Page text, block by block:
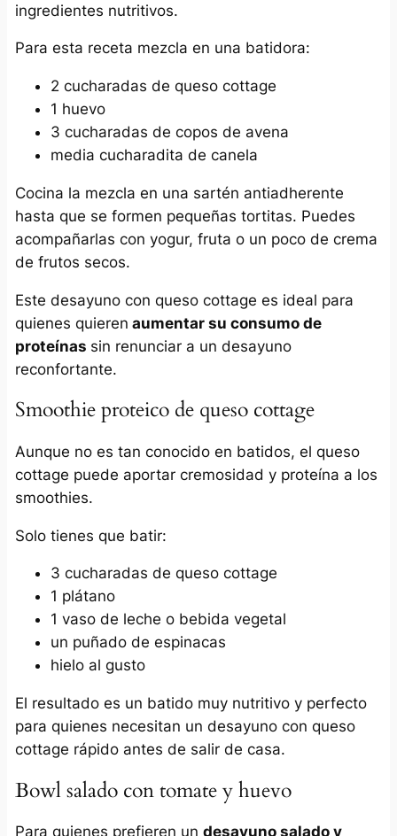
ingredientes nutritivos.
Para esta receta mezcla en una batidora:
2 cucharadas de queso cottage
1 huevo
3 cucharadas de copos de avena
media cucharadita de canela
Cocina la mezcla en una sartén antiadherente
hasta que se formen pequeñas tortitas. Puedes
acompañarlas con yogur, fruta o un poco de crema
de frutos secos.
Este desayuno con queso cottage es ideal para
quienes quieren aumentar su consumo de
proteínas sin renunciar a un desayuno
reconfortante.
Smoothie proteico de queso cottage
Aunque no es tan conocido en batidos, el queso
cottage puede aportar cremosidad y proteína a los
smoothies.
Solo tienes que batir:
3 cucharadas de queso cottage
1 plátano
1 vaso de leche o bebida vegetal
un puñado de espinacas
hielo al gusto
El resultado es un batido muy nutritivo y perfecto
para quienes necesitan un desayuno con queso
cottage rápido antes de salir de casa.
Bowl salado con tomate y huevo
Para quienes prefieren un desayuno salado y